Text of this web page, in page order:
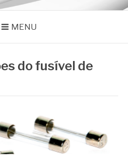
MENU
do fusível de